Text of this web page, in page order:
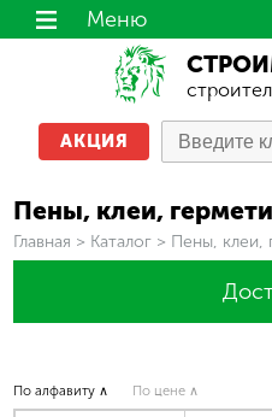
АКЦИЯ
Меню
Пены, клеи,
Вы здесь
Главная > Каталог > Пены, клеи,
По алфавиту ∧ По цене ∧